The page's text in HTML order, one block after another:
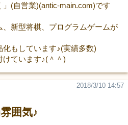
(自営業)(antic-main.com)です
新型将棋、プログラムゲームが
もしています♪(実績多数)
ています♪(＾＾)
囲気♪
2018/3/10 14:57